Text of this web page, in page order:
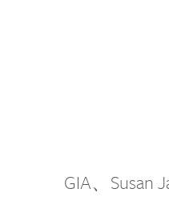
GIA、Susan